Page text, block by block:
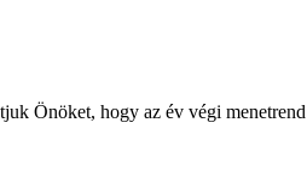
Önöket, hogy az év végi